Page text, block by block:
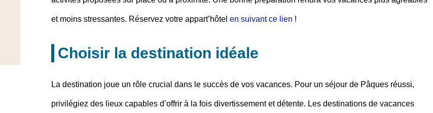
et moins stressantes. Réservez votre appart’hôtel en suivant ce lien !
Choisir la destination idéale
La destination joue un rôle crucial dans le succès de vos vacances. Pour un séjour de Pâquesréussi,
privilégiez des lieux capables d’offrir à la fois divertissement et détente. Les destinations de vacances